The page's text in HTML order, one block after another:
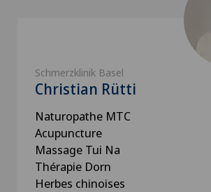
Schmerzklinik Basel
Christian Rütti
Naturopathe MTC
Acupuncture
Massage Tui Na
Thérapie Dorn
Herbes chinoises